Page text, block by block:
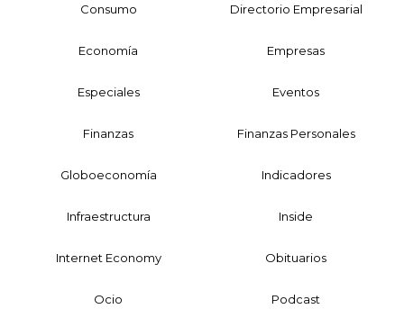
Consumo Directorio Empresarial
Economía Empresas
Especiales Eventos
Finanzas Finanzas Personales
Globoeconomía Indicadores
Infraestructura Inside
Internet Economy Obituarios
Ocio Podcast